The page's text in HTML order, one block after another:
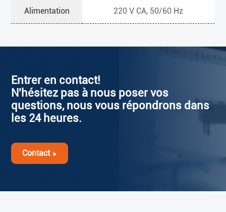
Alimentation 220 V CA, 50/60 Hz
Entrer en contact!
N'hésitez pas à nous poser vos
questions, nous vous répondrons dans
les 24 heures.
Contact